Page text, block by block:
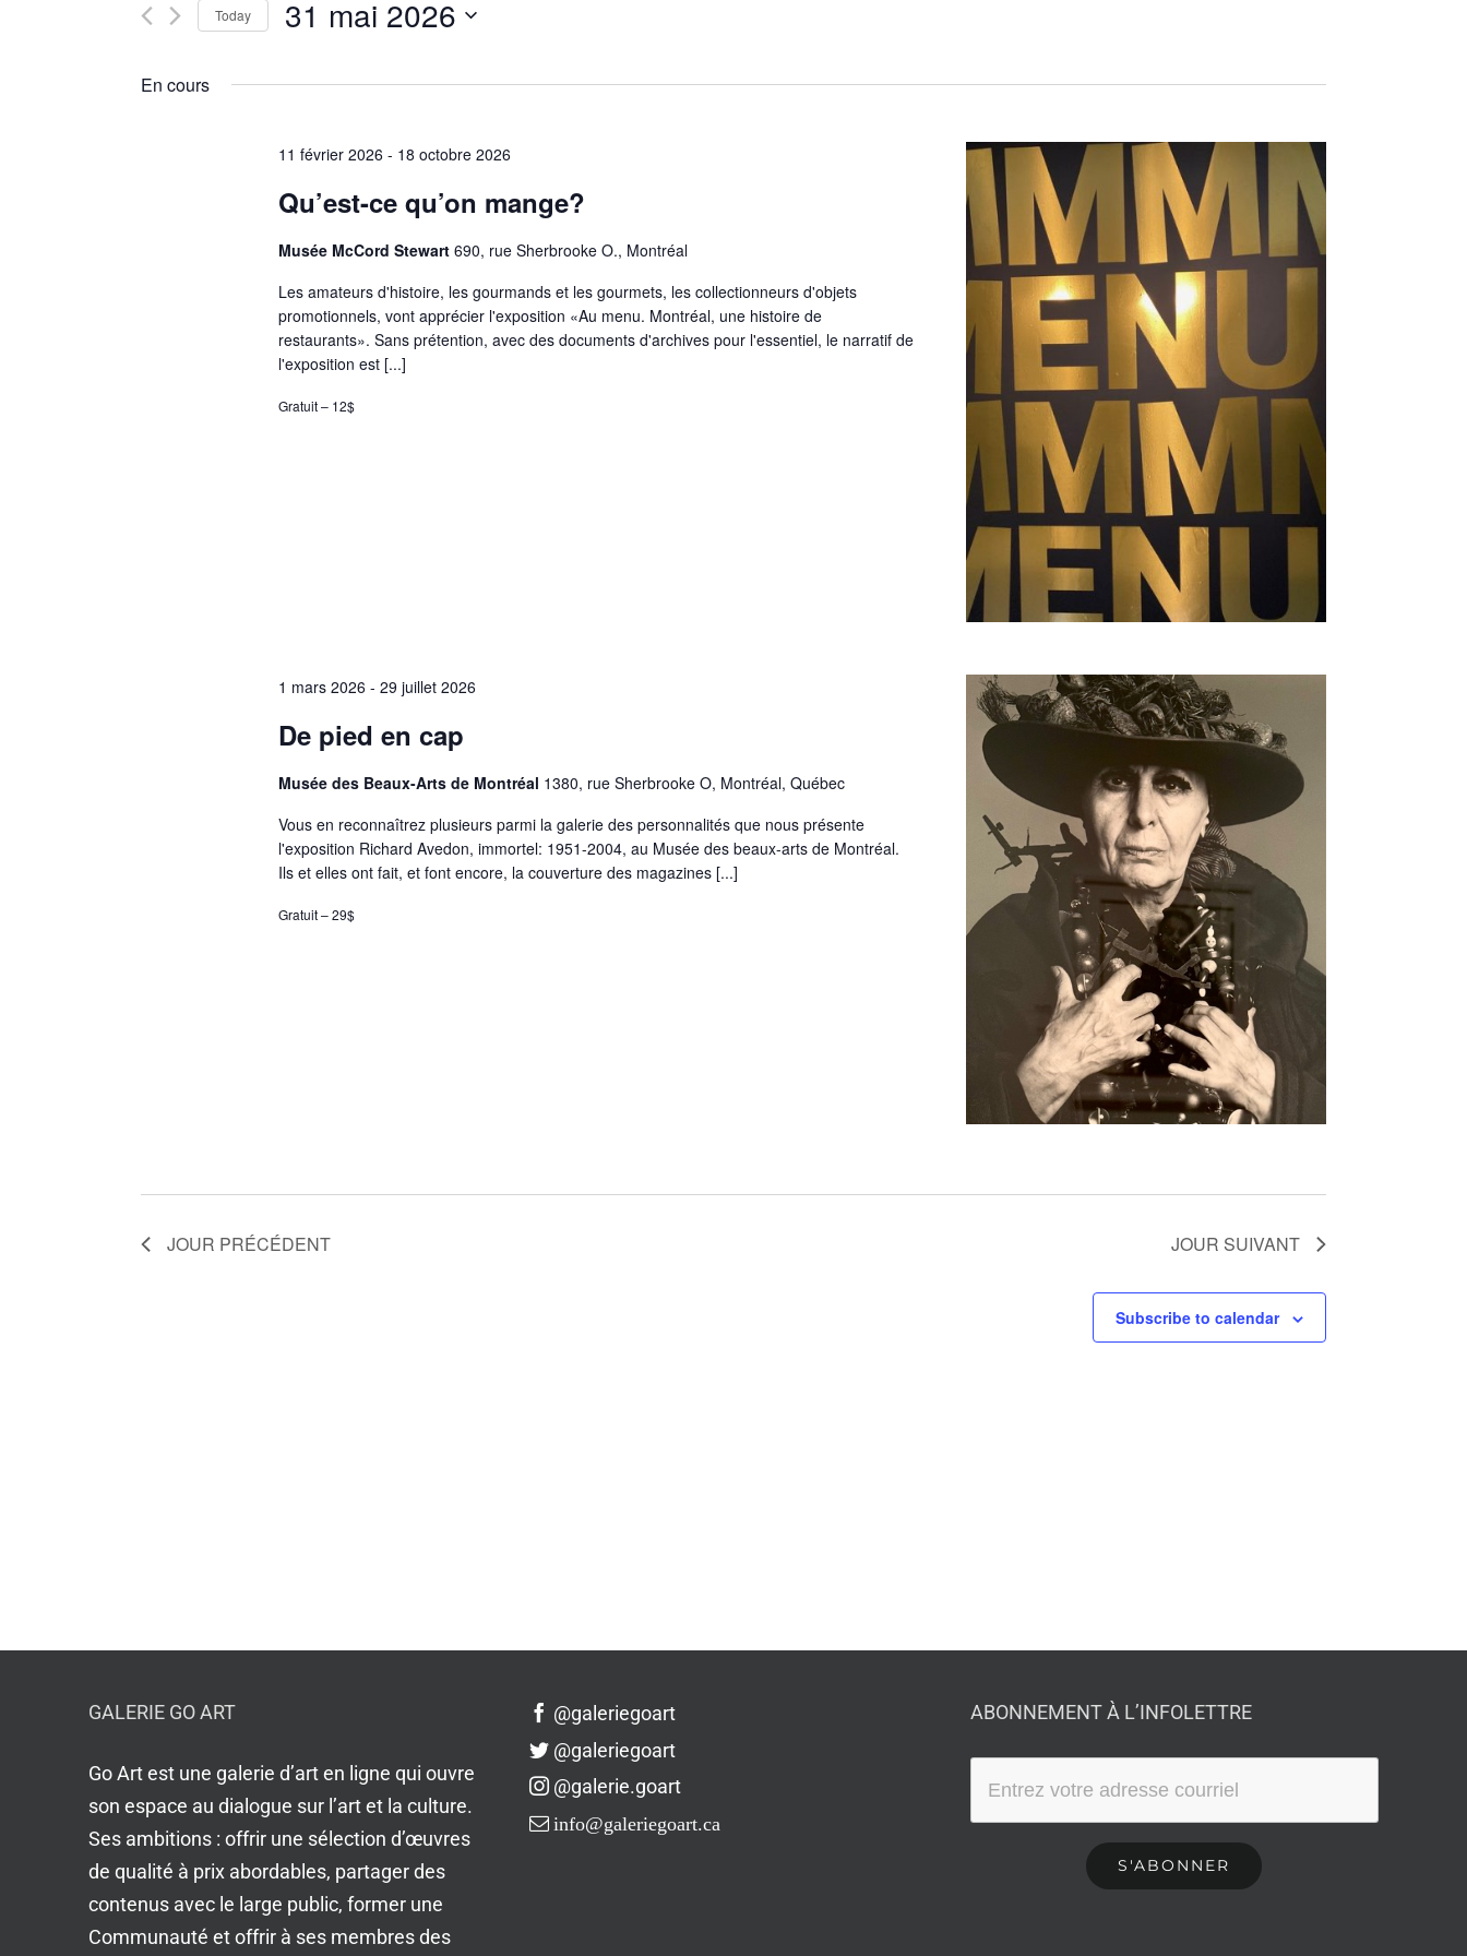
and
Views
for
by
Today 31 mai 2026
date.
En cours
11 février 2026 - 18 octobre 2026
Qu’est-ce qu’on mange?
Musée McCord Stewart 690, rue Sherbrooke O., Montréal
Les amateurs d'histoire, les gourmands et les gourmets, les collectionneurs d'objets
promotionnels, vont apprécier l'exposition «Au menu. Montréal, une histoire de
restaurants». Sans prétention, avec des documents d'archives pour l'essentiel, le narratif de
l'exposition est [...]
Gratuit – 12$
1 mars 2026 - 29 juillet 2026
De pied en cap
Musée des Beaux-Arts de Montréal 1380, rue Sherbrooke O, Montréal, Québec
Vous en reconnaîtrez plusieurs parmi la galerie des personnalités que nous présente
l'exposition Richard Avedon, immortel: 1951-2004, au Musée des beaux-arts de Montréal.
Ils et elles ont fait, et font encore, la couverture des magazines [...]
Gratuit – 29$
JOUR PRÉCÉDENT JOUR SUIVANT
Subscribe to calendar
GALERIE GO ART
Go Art est une galerie d’art en ligne qui ouvre
son espace au dialogue sur l’art et la culture.
Ses ambitions : offrir une sélection d’œuvres
de qualité à prix abordables, partager des
contenus avec le large public, former une
Communauté et offrir à ses membres des
@galeriegoart
@galeriegoart
@galerie.goart
info@galeriegoart.ca
ABONNEMENT À L’INFOLETTRE